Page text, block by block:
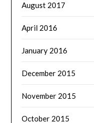
August 2017
April 2016
January 2016
December 2015
November 2015
October 2015